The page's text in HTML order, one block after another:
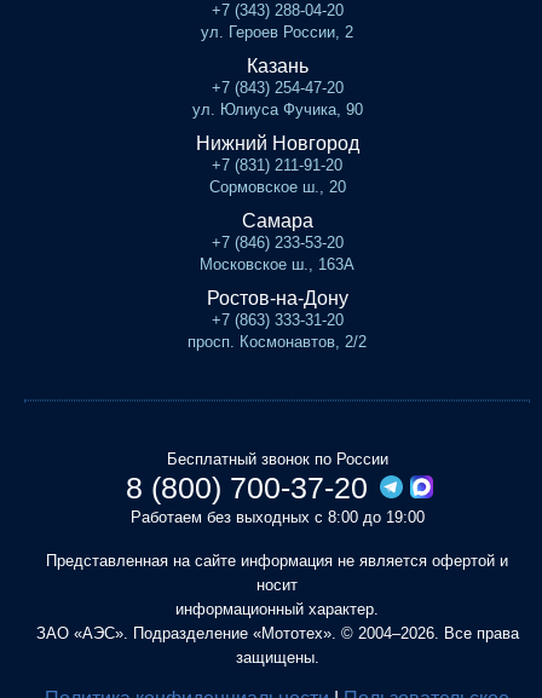
+7 (343) 288-04-20
ул. Героев России, 2
Казань
+7 (843) 254-47-20
ул. Юлиуса Фучика, 90
Нижний Новгород
+7 (831) 211-91-20
Сормовское ш., 20
Самара
+7 (846) 233-53-20
Московское ш., 163А
Ростов-на-Дону
+7 (863) 333-31-20
просп. Космонавтов, 2/2
Бесплатный звонок по России
8 (800) 700-37-20
Работаем без выходных с 8:00 до 19:00
Представленная на сайте информация не является офертой и
носит
информационный характер.
ЗАО «АЭС». Подразделение «Мототех». © 2004–2026. Все права
защищены.